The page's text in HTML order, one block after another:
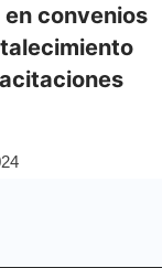
en convenios